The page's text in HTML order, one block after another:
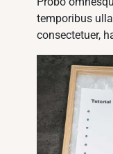
temporibus
consectetuer,